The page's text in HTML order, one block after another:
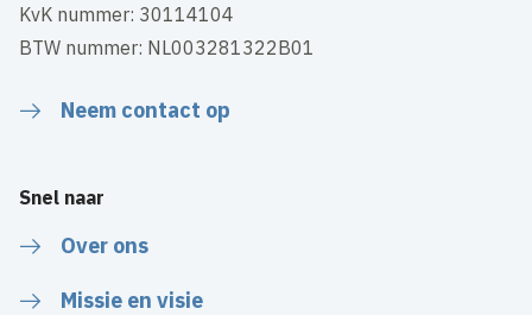
KvK nummer: 30114104
BTW nummer: NL003281322B01
Neem contact op
Snel naar
Over ons
Missie en visie